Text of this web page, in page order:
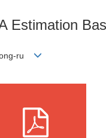
Estimation
ru